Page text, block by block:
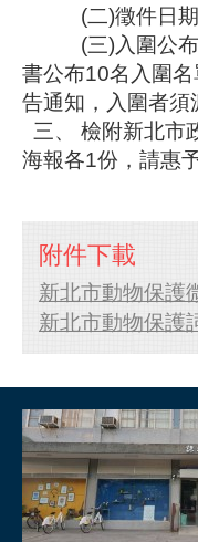
(二)徵件日期
(三)入圍公布及
書公布10名入圍
告通知，入圍者須
三、 檢附新北市
海報各1份，請惠
附件下載
新北市動物保護
新北市動物保護